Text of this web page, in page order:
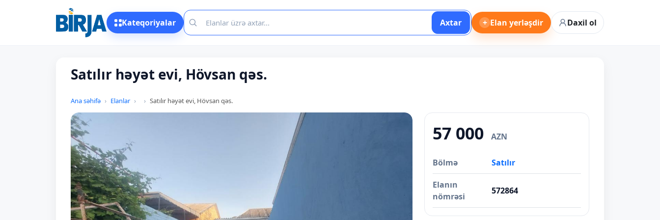
Kateqoriyalar Axtar + Elan yerləşdir Daxil ol
Satılır həyət evi, Hövsan qəs.
Ana səhifə Elanlar Satılır həyət evi, Hövsan qəs.
57 000 AZN
Bölmə Satılır
Elanın
nömrəsi
572864